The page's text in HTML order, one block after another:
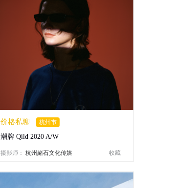
价格私聊 杭州市
潮牌 Qild 2020 A/W
摄影师： 杭州赭石文化传媒 收藏